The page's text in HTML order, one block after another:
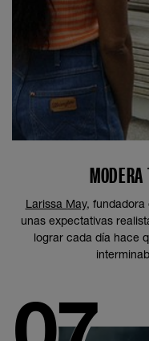
Larissa May, fundadora
unas expectativas
lograr cada día hace